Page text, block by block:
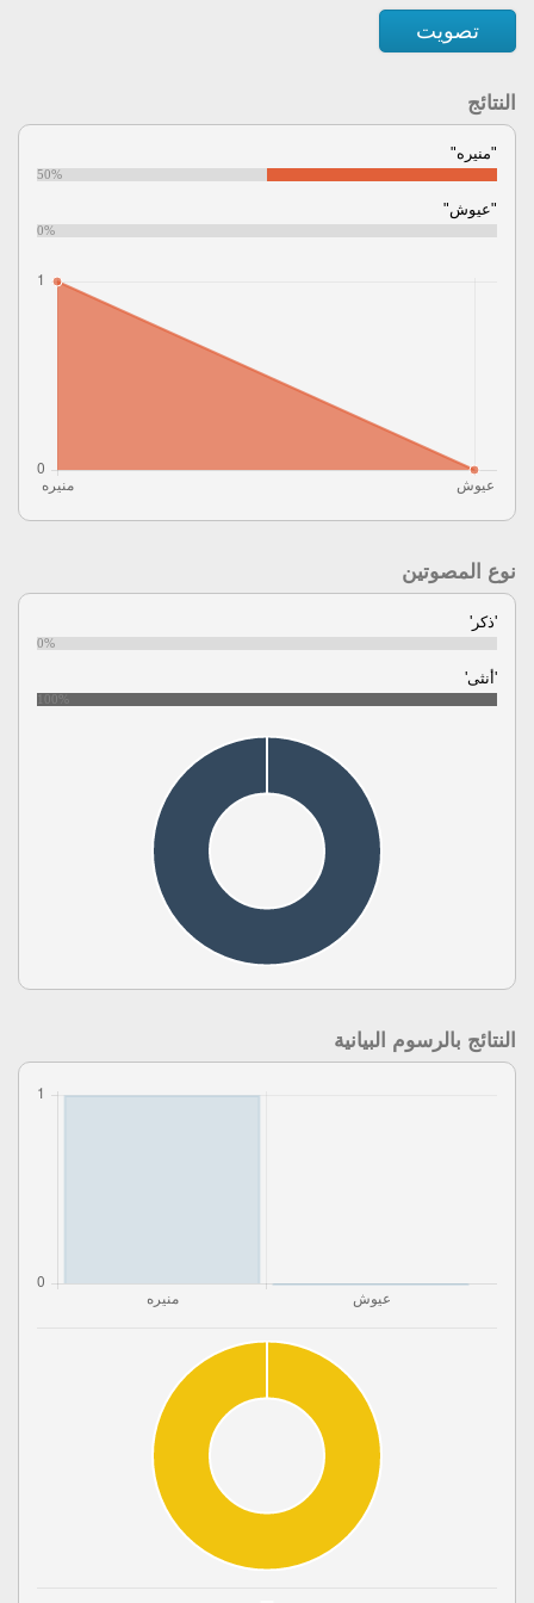
تصويت
النتائج
"منيره"
50%
"عيوش"
0%
نوع المصوتين
'ذكر'
0%
'أنثى'
100%
النتائج بالرسوم البيانية